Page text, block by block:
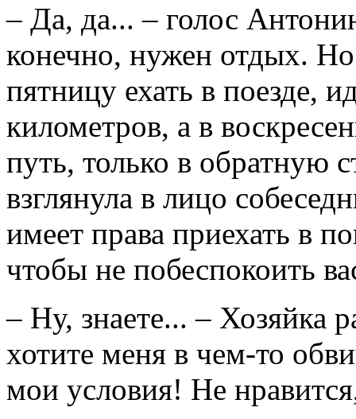
– Да, да... – голос
конечно, нужен отдых.
пятницу ехать в поезде,
километров, а в
путь, только в обратную
взглянула в лицо
имеет права приехать в
чтобы не побеспокоить
– Ну, знаете... – Хозяйка
хотите меня в чем-то
мои условия! Не